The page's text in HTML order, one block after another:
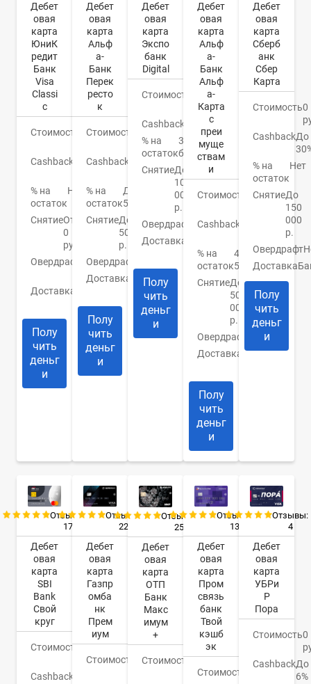
Дебет
овая
карта
ЮниК
редит
Банк
Visa
Classi
c
Стоимость
Cashback
% на
остаток
Нет
СнятиеОт
0
руб.
Овердрафт
0
руб.
Доставка
Полу
чить
деньг
и
Дебет
овая
карта
Альф
а-
Банк
Перек
ресто
к
Стоимость
руб.
Cashback
% на
остаток
До
5%
СнятиеДо
50000
р.
Овердрафт
Доставка
1-5
Полу
чить
деньг
и
Дебет
овая
карта
Экспо
банк
Digital
Стоимость
руб.
Cashback
Бонусы
% на
остаток
3%
бонусами
СнятиеДо
100
000
р.
Овердрафт
Нет
Доставка
курьер
Полу
чить
деньг
и
Дебет
овая
карта
Альф
а-
Банк
Альф
а-
Карта
с
преи
муще
ствам
и
Стоимость
Cashback
% на
остаток
4-
5%
СнятиеДо
50
000
р.
Овердрафт
Доставка Банк/
Полу
чить
деньг
и
Дебет
овая
карта
Сберб
анк
Сбер
Карта
Стоимость0
CashbackДо
% на
остаток
Нет
СнятиеДо
150
000
р.
Овердрафт
Доставка
Полу
чить
деньг
и
Отзывы:
17
Дебет
овая
карта
SBI
Bank
Свой
круг
Стоимость0
руб.
Cashback
Отзывы:
22
Дебет
овая
карта
Газпр
омба
нк
Прем
иум
Стоимость
Отзывы:
25
Дебет
овая
карта
ОТП
Банк
Макс
имум
+
Стоимость0
руб.
Отзывы:
13
Дебет
овая
карта
Пром
связь
банк
Твой
кэшб
эк
Стоимость
Отзывы:
4
Дебет
овая
карта
УБРи
Р
Пора
Стоимость0
CashbackДо
6%